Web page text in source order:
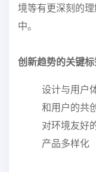
境等有更深刻的
中。
创新趋势的关键
设计与用户
和用户的共
对环境友好
产品多样化